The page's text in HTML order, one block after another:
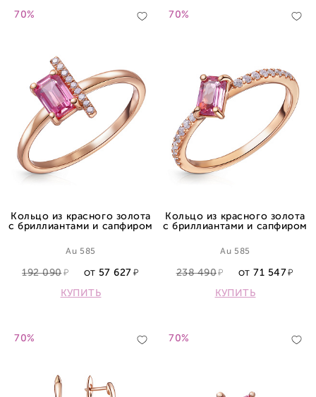
70%
Кольцо из красного золота
с бриллиантами и сапфиром
Au 585
192 090 ОТ 57 627
КУПИТЬ
70%
Кольцо из красного золота
с бриллиантами и сапфиром
Au 585
238 490 ОТ 71 547
КУПИТЬ
70% 70%